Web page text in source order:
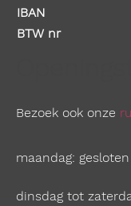
IBAN
BTW nr
Bezoek ook onze
maandag: gesloten
dinsdag tot